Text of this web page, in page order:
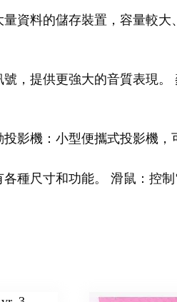
資料的儲存裝置，容量較
，提供更強大的音質表現
影機：小型便攜式投影機，
種尺寸和功能。 滑鼠：控